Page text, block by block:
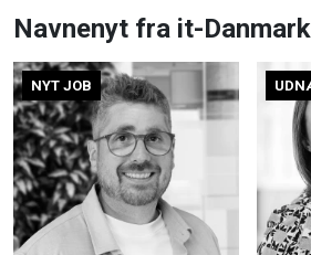
Navnenyt fra it-Danmark
NYT JOB